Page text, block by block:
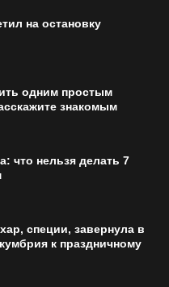
на остановку
одним простым
знакомым
что нельзя делать 7
специи, завернула в
к праздничному